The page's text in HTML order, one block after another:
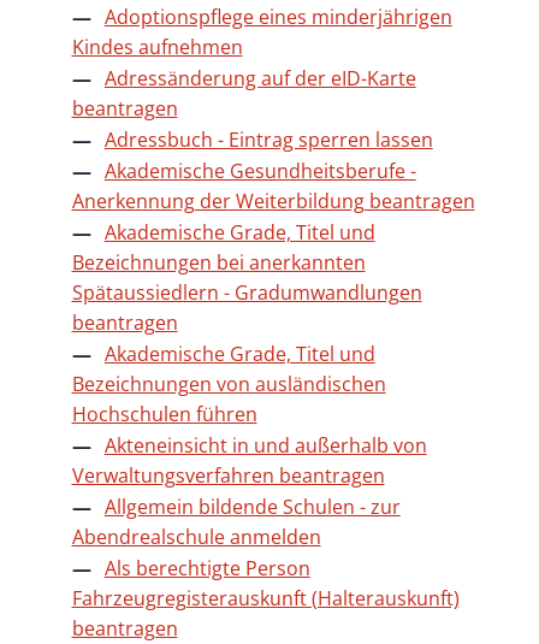
Adoptionspflege eines minderjährigen
Kindes aufnehmen
Adressänderung auf der eID-Karte
beantragen
Adressbuch - Eintrag sperren lassen
Akademische Gesundheitsberufe -
Anerkennung der Weiterbildung beantragen
Akademische Grade, Titel und
Bezeichnungen bei anerkannten
Spätaussiedlern - Gradumwandlungen
beantragen
Akademische Grade, Titel und
Bezeichnungen von ausländischen
Hochschulen führen
Akteneinsicht in und außerhalb von
Verwaltungsverfahren beantragen
Allgemein bildende Schulen - zur
Abendrealschule anmelden
Als berechtigte Person
Fahrzeugregisterauskunft (Halterauskunft)
beantragen